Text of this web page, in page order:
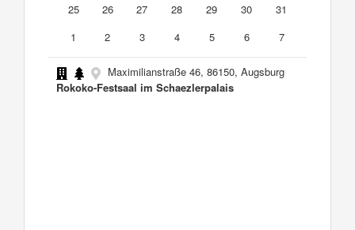
25
26 27 28 29 30
31
1
2 3 4 5 6 7
Maximilianstraße 46, 86150, Augsburg
Rokoko-Festsaal im Schaezlerpalais